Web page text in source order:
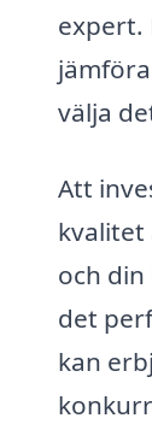
expert.
välja
Att
och
det
kan